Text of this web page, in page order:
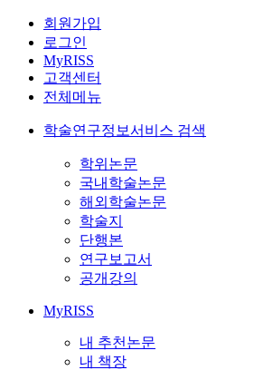
회원가입
로그인
MyRISS
고객센터
전체메뉴
학술연구정보서비스 검색
학위논문
국내학술논문
해외학술논문
학술지
단행본
연구보고서
공개강의
MyRISS
내 추천논문
내 책장